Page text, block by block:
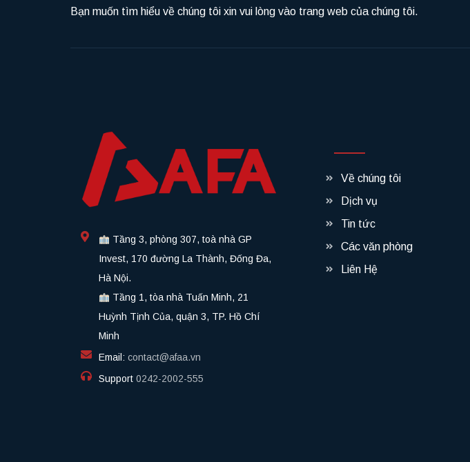
Bạn muốn tìm hiểu về chúng tôi xin vui lòng vào trang web của chúng tôi.
Tầng 3, phòng 307, toà nhà GP
Invest, 170 đường La Thành, Đống Đa,
Hà Nội.
Tầng 1, tòa nhà Tuấn Minh, 21
Huỳnh Tịnh Của, quận 3, TP. Hồ Chí
Minh
Email: contact@afaa.vn
Support 0242-2002-555​
Về chúng tôi
Dịch vụ
Tin tức
Các văn phòng
Liên Hệ